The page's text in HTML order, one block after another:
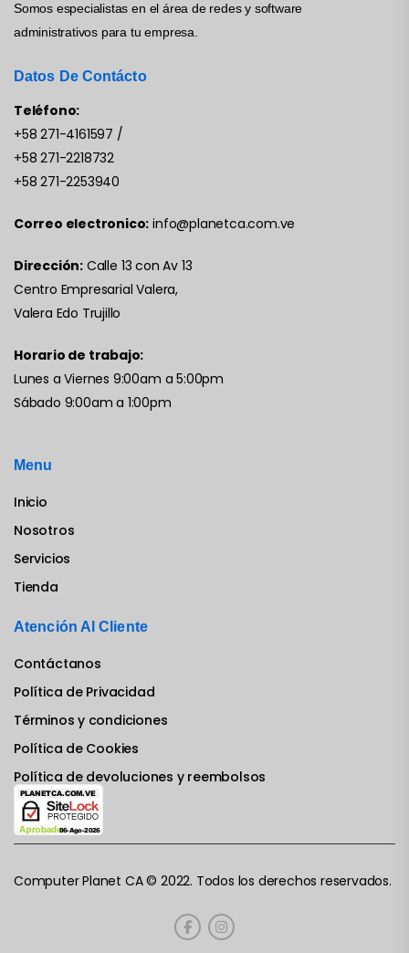
Somos especialistas en el área de redes y software
administrativos para tu empresa.
Datos De Contácto
Teléfono:
+58 271-4161597 /
+58 271-2218732
+58 271-2253940
Correo electronico: info@planetca.com.ve
Dirección: Calle 13 con Av 13
Centro Empresarial Valera,
Valera Edo Trujillo
Horario de trabajo:
Lunes a Viernes 9:00am a 5:00pm
Sábado 9:00am a 1:00pm
Menu
Inicio
Nosotros
Servicios
Tienda
Atención Al Cliente
Contáctanos
Política de Privacidad
Términos y condiciones
Política de Cookies
Política de devoluciones y reembolsos
Computer Planet CA © 2022. Todos los derechos reservados.